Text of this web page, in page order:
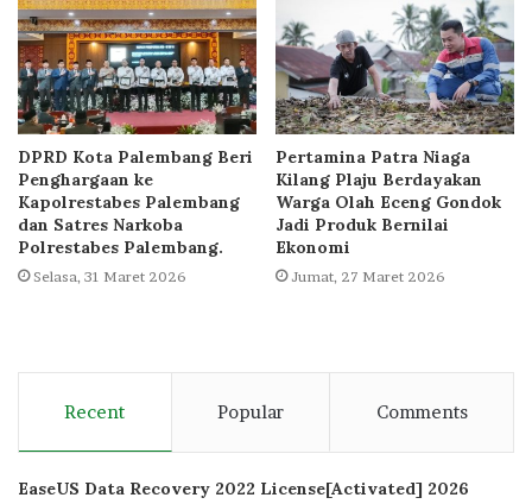
DPRD Kota Palembang Beri
Penghargaan ke
Kapolrestabes Palembang
dan Satres Narkoba
Polrestabes Palembang.
Selasa, 31 Maret 2026
Pertamina Patra Niaga
Kilang Plaju Berdayakan
Warga Olah Eceng Gondok
Jadi Produk Bernilai
Ekonomi
Jumat, 27 Maret 2026
Recent Popular Comments
EaseUS Data Recovery 2022 License[Activated] 2026